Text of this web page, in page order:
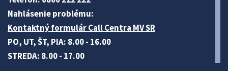
Nahlásenie problému:
Kontaktný formulár Call Centra MV SR
PO, UT, ŠT, PIA: 8.00 - 16.00
STREDA: 8.00 - 17.00